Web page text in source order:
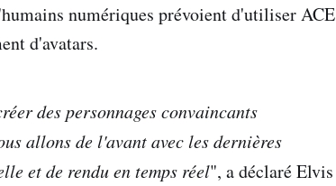
numériques prévoient d'utiliser ACE
d'avatars.
des personnages convaincants
allons de l'avant avec les dernières
et de rendu en temps réel", a déclaré Elvis